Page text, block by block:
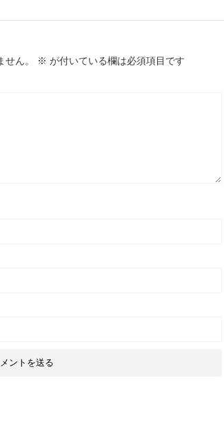
ん。 ※ が付いている欄は必須項目です